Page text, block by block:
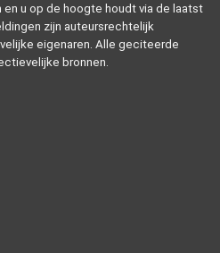
u op de hoogte houdt via de laatst
zijn auteursrechtelijk
eigenaren. Alle geciteerde
bronnen.